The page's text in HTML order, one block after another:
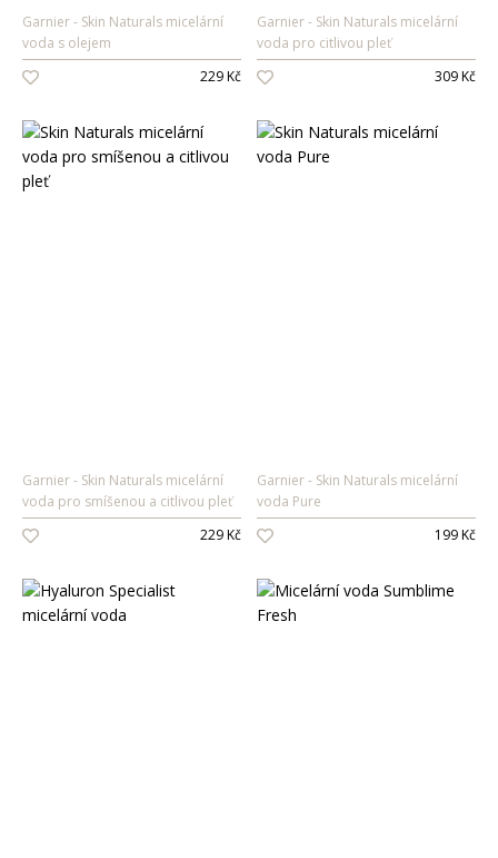
Garnier
Skin Naturals micelární
voda s olejem
229 Kč
Garnier
Skin Naturals micelární
voda pro citlivou pleť
309 Kč
Garnier
Skin Naturals micelární
voda pro smíšenou a citlivou pleť
229 Kč
Garnier
Skin Naturals micelární
voda Pure
199 Kč